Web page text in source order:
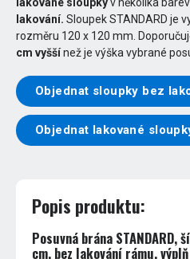
lakování. Sloupek STANDARD je
rozměru 120 x 120 mm.
cm vyššínež je výška vybrané
Objednat sloupky bez
Objednat lakované
Popis produktu:
Posuvná brána STANDARD,
cm, bez lakování rámu,